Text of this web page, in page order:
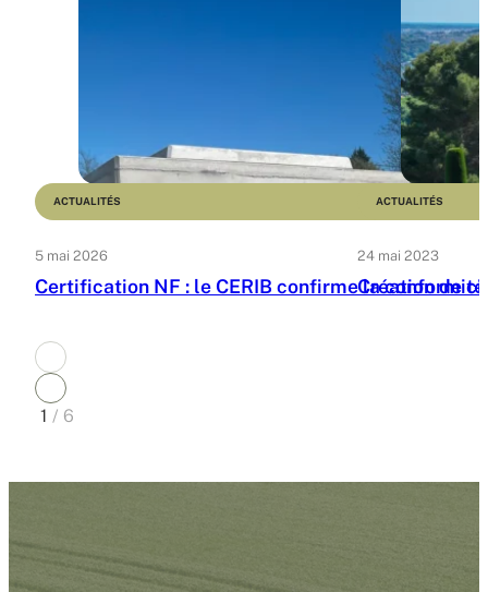
ACTUALITÉS
5 mai 2026
Certification NF : le CERIB confirme la
ACTUALITÉS
24 mai 2023
Création de
1 / 6